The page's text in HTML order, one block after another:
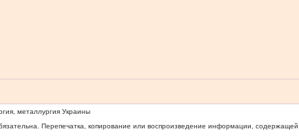
металлургия Украины
Перепечатка, копирование или воспроизведение информации,